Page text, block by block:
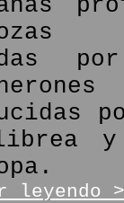
y
leyendo